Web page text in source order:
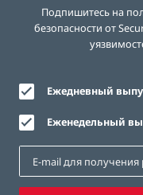
Подпишитесь на
безопасности от
Ежедневный
Еженедельный